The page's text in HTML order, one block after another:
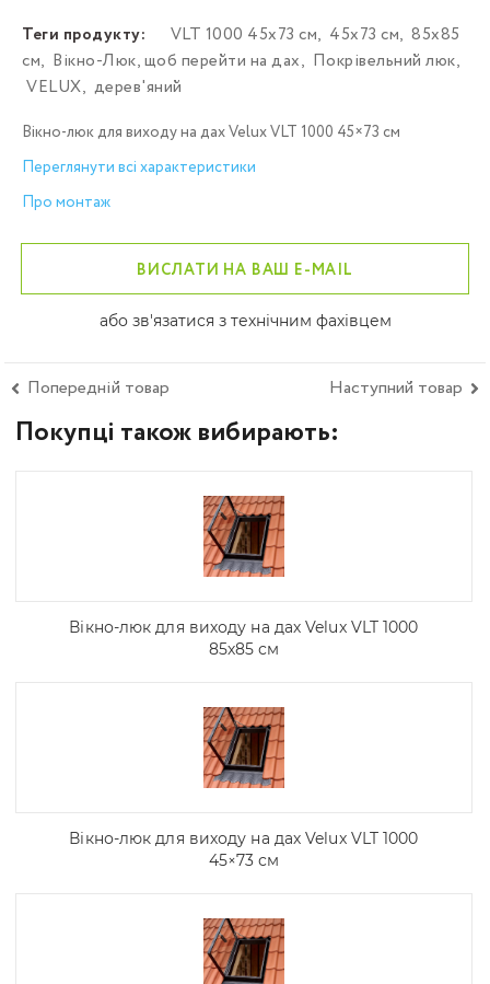
Теги продукту:
VLT 1000 45х73 см, 45х73 см, 85х85
см, Вікно-Люк, щоб перейти на дах, Покрівельний люк,
VELUX, дерев'яний
Вікно-люк для виходу на дах Velux VLT 1000 45×73 см
Переглянути всі характеристики
Про монтаж
ВИСЛАТИ НА ВАШ E-MAIL
або зв'язатися з технічним фахівцем
Попередній товар Наступний товар
Покупці також вибирають:
Вікно-люк для виходу на дах Velux VLT 1000
85х85 см
Вікно-люк для виходу на дах Velux VLT 1000
45×73 см